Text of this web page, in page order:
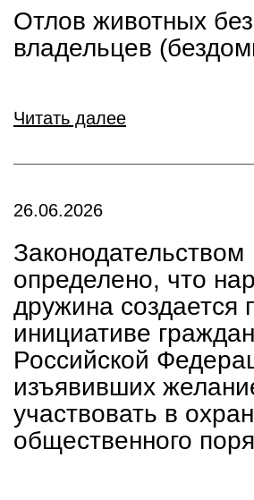
Отлов животных без
владельцев
Читать далее
26.06.2026
Законодательством
определено, что
дружина создается
инициативе граждан
Российской
изъявивших
участвовать в
общественного